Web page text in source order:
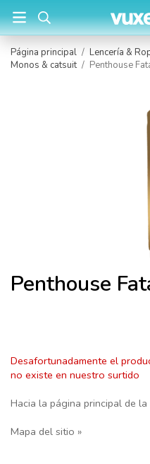
Página principal / Lencería &
Monos & catsuit / Penthouse
Penthouse
Desafortunadamente el
no existe en nuestro surtido
Hacia la página principal de la
Mapa del sitio »